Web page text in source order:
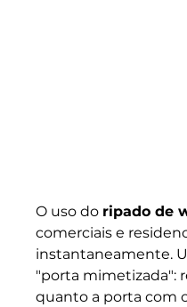
O uso do ripado de
comerciais e
instantaneamente.
"porta mimetizada":
quanto a porta com